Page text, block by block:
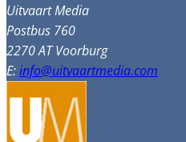
Uitvaart Media
Postbus 760
2270 AT Voorburg
E:info@uitvaartmedia.com